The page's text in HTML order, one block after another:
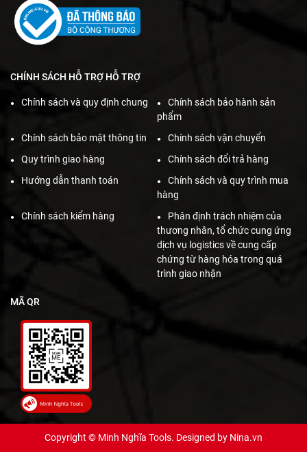
CHÍNH SÁCH HỖ TRỢ HỖ TRỢ
Chính sách và quy định chung
Chính sách bảo hành sản
phẩm
Chính sách bảo mật thông tin
Chính sách vận chuyển
Quy trình giao hàng
Chính sách đổi trả hàng
Hướng dẫn thanh toán
Chính sách và quy trình mua
hàng
Chính sách kiểm hàng
Phân định trách nhiệm của
thương nhân, tổ chức cung ứng
dịch vụ logistics về cung cấp
chứng từ hàng hóa trong quá
trình giao nhận
MÃ QR
Copyright © Minh Nghĩa Tools. Designed by Nina.vn